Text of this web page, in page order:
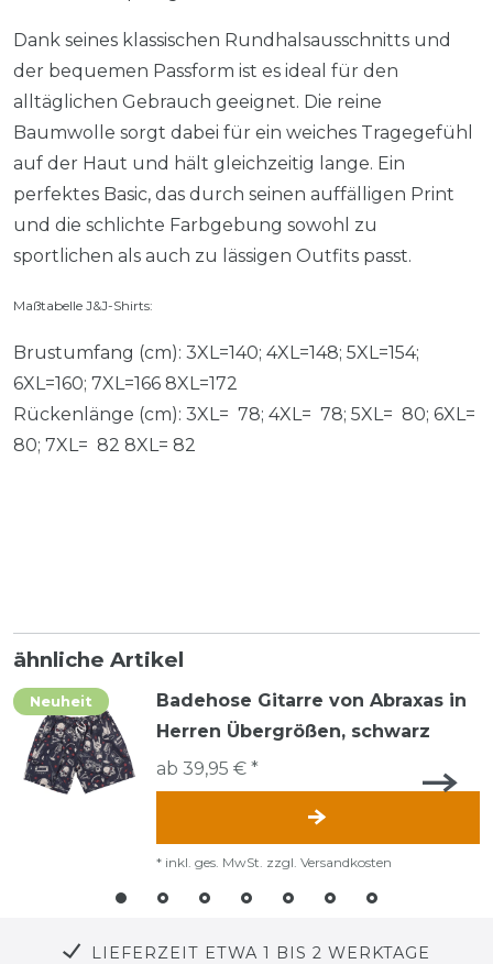
Dank seines klassischen Rundhalsausschnitts und
der bequemen Passform ist es ideal für den
alltäglichen Gebrauch geeignet. Die reine
Baumwolle sorgt dabei für ein weiches Tragegefühl
auf der Haut und hält gleichzeitig lange. Ein
perfektes Basic, das durch seinen auffälligen Print
und die schlichte Farbgebung sowohl zu
sportlichen als auch zu lässigen Outfits passt.
Maßtabelle J&J-Shirts:
Brustumfang (cm): 3XL=140; 4XL=148; 5XL=154;
6XL=160; 7XL=166 8XL=172
Rückenlänge (cm): 3XL= 78; 4XL= 78; 5XL= 80; 6XL=
80; 7XL= 82 8XL= 82
ähnliche Artikel
Neuheit
Badehose Gitarre von Abraxas in
Herren Übergrößen, schwarz
ab 39,95 € *
* inkl. ges. MwSt. zzgl. Versandkosten
LIEFERZEIT ETWA 1 BIS 2 WERKTAGE